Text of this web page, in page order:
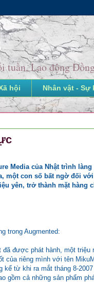
tuần, Lao động
hội Nhân vật - Sự
Media của Nhật trình
một con số bất ngờ đối
yên, trở thành mặt
trong Augmented:
đã được phát hành, một
của riêng mình với tên
từ khi ra mắt tháng 8-
gồm cả những sản phẩm